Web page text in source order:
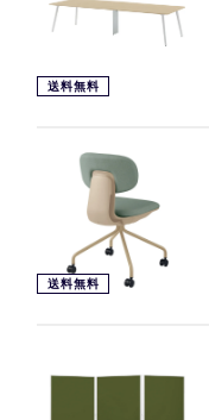
送料無料
送料無料